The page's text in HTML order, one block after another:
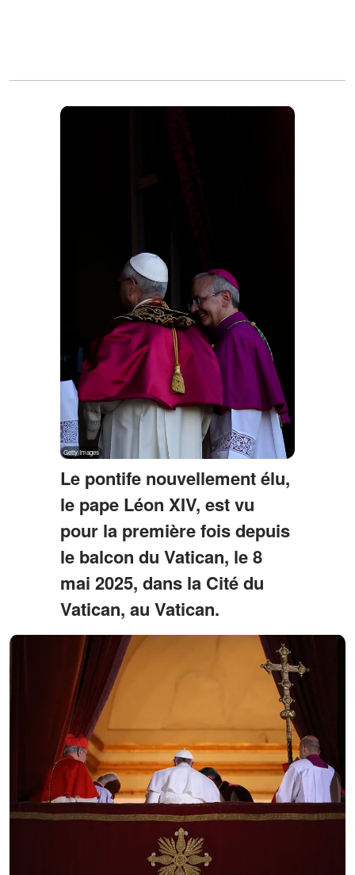
Le pontife nouvellement élu,
le pape Léon XIV, est vu
pour la première fois depuis
le balcon du Vatican, le 8
mai 2025, dans la Cité du
Vatican, au Vatican.